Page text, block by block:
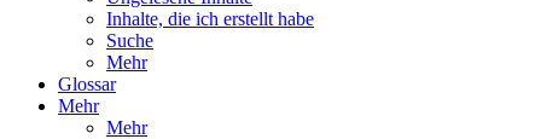
Inhalte, die ich erstellt habe
Suche
Mehr
Glossar
Mehr
Mehr